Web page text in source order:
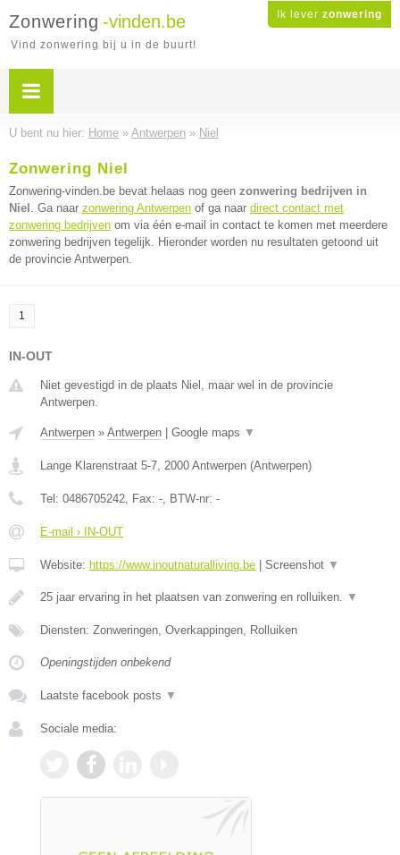
Ik lever zonwering
Zonwering -vinden.be
Vind zonwering bij u in de buurt!
U bent nu hier: Home » Antwerpen » Niel
Zonwering Niel
Zonwering-vinden.be bevat helaas nog geen zonwering bedrijven in
Niel . Ga naar zonwering Antwerpen of ga naar direct contact met
zonwering bedrijven om via één e-mail in contact te komen met meerdere
zonwering bedrijven tegelijk. Hieronder worden nu resultaten getoond uit
de provincie Antwerpen.
1
IN-OUT
Niet gevestigd in de plaats Niel, maar wel in de provincie
Antwerpen.
Antwerpen » Antwerpen Google maps ▼
Lange Klarenstraat 5-7, 2000 Antwerpen (Antwerpen)
Tel: 0486705242, Fax: -, BTW-nr: -
E-mail › IN-OUT
Website: https://www.inoutnaturalliving.be Screenshot ▼
25 jaar ervaring in het plaatsen van zonwering en rolluiken. ▼
Diensten: Zonweringen, Overkappingen, Rolluiken
Openingstijden onbekend
Laatste facebook posts ▼
Sociale media: